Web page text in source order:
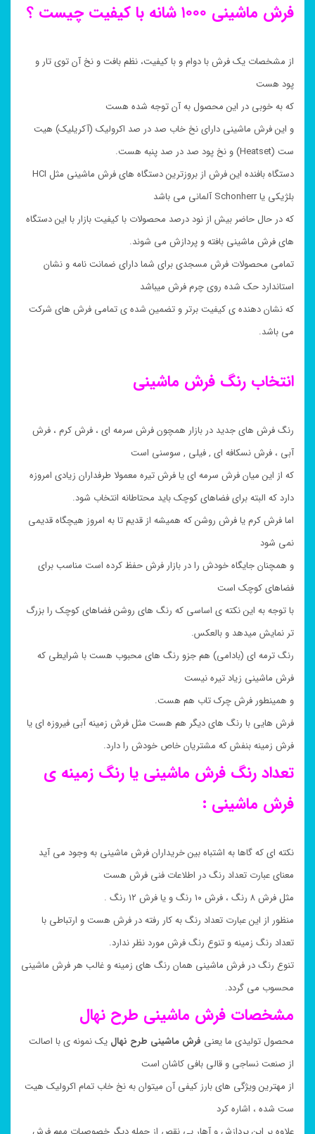
فرش ماشینی ۱۰۰۰ شانه با کیفیت چیست ؟
از مشخصات یک فرش با دوام و با کیفیت، نظم بافت و نخ آن توی تار و
پود هست
که به خوبی در این محصول به آن توجه شده هست
و این فرش ماشینی دارای نخ خاب صد در صد اکرولیک (آکریلیک) هیت
ست (Heatset) و نخ پود صد در صد پنبه هست.
دستگاه بافنده این فرش از بروزترین دستگاه های فرش ماشینی مثل HCI
بلژیکی یا Schonherr آلمانی می باشد
که در حال حاضر بیش از نود درصد محصولات با کیفیت بازار با این دستگاه
های فرش ماشینی بافته و پردازش می شوند.
تمامی محصولات فرش مسجدی برای شما دارای ضمانت نامه و نشان
استاندارد حک شده روی چرم فرش میباشد
که نشان دهنده ی کیفیت برتر و تضمین شده ی تمامی فرش های شرکت
می باشد.
انتخاب رنگ فرش ماشینی
رنگ فرش های جدید در بازار همچون فرش سرمه ای ، فرش کرم ، فرش
آبی ، فرش نسکافه ای , فیلی , سوسنی است
که از این میان فرش سرمه ای یا فرش تیره معمولا طرفداران زیادی امروزه
دارد که البته برای فضاهای کوچک باید محتاطانه انتخاب شود.
اما فرش کرم یا فرش روشن که همیشه از قدیم تا به امروز هیچگاه قدیمی
نمی شود
و همچنان جایگاه خودش را در بازار فرش حفظ کرده است مناسب برای
فضاهای کوچک است
با توجه به این نکته ی اساسی که رنگ های روشن فضاهای کوچک را بزرگ
تر نمایش میدهد و بالعکس.
رنگ ترمه ای (بادامی) هم جزو رنگ های محبوب هست با شرایطی که
فرش ماشینی زیاد تیره نیست
و همینطور فرش چرک تاب هم هست.
فرش هایی با رنگ های دیگر هم هست مثل فرش زمینه آبی فیروزه ای یا
فرش زمینه بنفش که مشتریان خاص خودش را دارد.
تعداد رنگ فرش ماشینی یا رنگ زمینه ی
فرش ماشینی :
نکته ای که گاها به اشتباه بین خریداران فرش ماشینی به وجود می آید
معنای عبارت تعداد رنگ در اطلاعات فنی فرش هست
مثل فرش ۸ رنگ ، فرش ۱۰ رنگ و یا فرش ۱۲ رنگ .
منظور از این عبارت تعداد رنگ به کار رفته در فرش هست و ارتباطی با
تعداد رنگ زمینه و تنوع رنگ فرش مورد نظر ندارد.
تنوع رنگ در فرش ماشینی همان رنگ های زمینه و غالب هر فرش ماشینی
محسوب می گردد.
مشخصات فرش ماشینی طرح نهال
محصول تولیدی ما یعنی فرش ماشینی طرح نهال یک نمونه ی با اصالت
از صنعت نساجی و قالی بافی کاشان است
از مهترین ویژگی های بارز کیفی آن میتوان به نخ خاب تمام اکرولیک هیت
ست شده ، اشاره کرد